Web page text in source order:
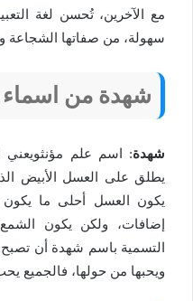
مع الآخرين، تُحسن لغة
سهولة، من صفاتها الشجاعة
شهدة من اسماء
شهدة: اسم علم مؤنثويعني
يطلق على العسل الأبيض
يكون العسل أحلى ما
إضافات، ولكن يكون
التسمية باسم شهدة أن
ويحبها من حولها، فالجميع